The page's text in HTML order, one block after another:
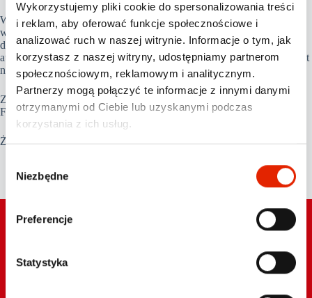
Wykorzystujemy pliki cookie do spersonalizowania treści
i reklam, aby oferować funkcje społecznościowe i
analizować ruch w naszej witrynie. Informacje o tym, jak
korzystasz z naszej witryny, udostępniamy partnerom
społecznościowym, reklamowym i analitycznym.
Partnerzy mogą połączyć te informacje z innymi danymi
otrzymanymi od Ciebie lub uzyskanymi podczas
korzystania z ich usług.
Niezbędne
Preferencje
Statystyka
Warunek jest w zasadzie jeden: trzeba wejść na stronę //gannet.pl/
wypełnić okienko z danymi osobowymi i odkryć kartę. Konkurs trwa
do 24.12.2015 r. Losowanie nagród za dany dzień odbywa się
automatycznie w dniu następnym. Lista zwycięzców publikowana jest
na bieżąco w zakładce „Wygrani”.
Zapraszamy również do zagrania na naszej firmowej stronie na
Facebooku: https://goo.gl/NZj3Lh
Życzymy powodzenia 🙂